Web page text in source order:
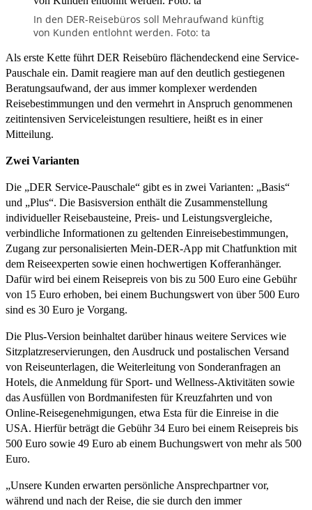
In den DER-Reisebüros soll Mehraufwand künftig
von Kunden entlohnt werden. Foto: ta
Als erste Kette führt DER Reisebüro flächendeckend eine Service-
Pauschale ein. Damit reagiere man auf den deutlich gestiegenen
Beratungsaufwand, der aus immer komplexer werdenden
Reisebestimmungen und den vermehrt in Anspruch genommenen
zeitintensiven Serviceleistungen resultiere, heißt es in einer
Mitteilung.
Zwei Varianten
Die „DER Service-Pauschale“ gibt es in zwei Varianten: „Basis“
und „Plus“. Die Basisversion enthält die Zusammenstellung
individueller Reisebausteine, Preis- und Leistungsvergleiche,
verbindliche Informationen zu geltenden Einreisebestimmungen,
Zugang zur personalisierten Mein-DER-App mit Chatfunktion mit
dem Reiseexperten sowie einen hochwertigen Kofferanhänger.
Dafür wird bei einem Reisepreis von bis zu 500 Euro eine Gebühr
von 15 Euro erhoben, bei einem Buchungswert von über 500 Euro
sind es 30 Euro je Vorgang.
Die Plus-Version beinhaltet darüber hinaus weitere Services wie
Sitzplatzreservierungen, den Ausdruck und postalischen Versand
von Reiseunterlagen, die Weiterleitung von Sonderanfragen an
Hotels, die Anmeldung für Sport- und Wellness-Aktivitäten sowie
das Ausfüllen von Bordmanifesten für Kreuzfahrten und von
Online-Reisegenehmigungen, etwa Esta für die Einreise in die
USA. Hierfür beträgt die Gebühr 34 Euro bei einem Reisepreis bis
500 Euro sowie 49 Euro ab einem Buchungswert von mehr als 500
Euro.
„Unsere Kunden erwarten persönliche Ansprechpartner vor,
während und nach der Reise, die sie durch den immer